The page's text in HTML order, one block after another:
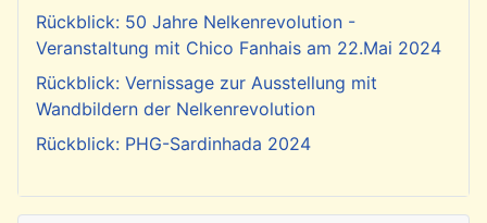
Rückblick: 50 Jahre Nelkenrevolution -
Veranstaltung mit Chico Fanhais am 22.Mai 2024
Rückblick: Vernissage zur Ausstellung mit
Wandbildern der Nelkenrevolution
Rückblick: PHG-Sardinhada 2024